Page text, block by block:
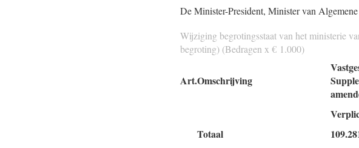
De Minister-President, Minister van
Wijziging begrotingsstaat van het ministerie
begroting) (Bedragen x € 1.000)
Art.Omschrijving
Totaal